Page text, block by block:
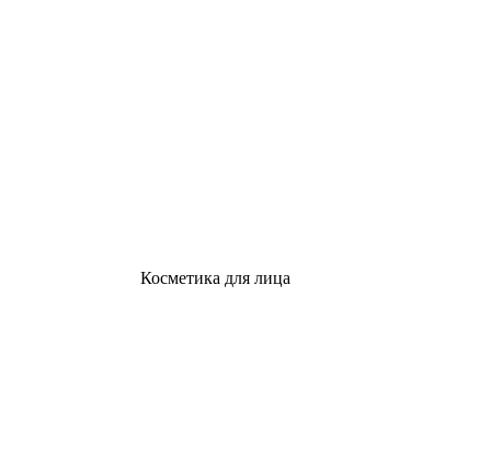
Косметика для лица